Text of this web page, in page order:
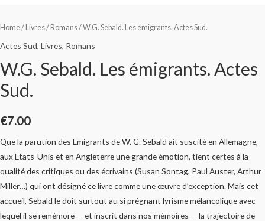
Home/ Livres/ Romans/ W.G. Sebald. Les émigrants. Actes Sud.
Actes Sud, Livres, Romans
W.G. Sebald. Les émigrants. Actes
Sud.
€7.00
Que la parution des Emigrants de W. G. Sebald ait suscité en Allemagne,
aux Etats-Unis et en Angleterre une grande émotion, tient certes à la
qualité des critiques ou des écrivains (Susan Sontag, Paul Auster, Arthur
Miller…) qui ont désigné ce livre comme une œuvre d’exception. Mais cet
accueil, Sebald le doit surtout au si prégnant lyrisme mélancolique avec
lequel il se remémore — et inscrit dans nos mémoires — la trajectoire de